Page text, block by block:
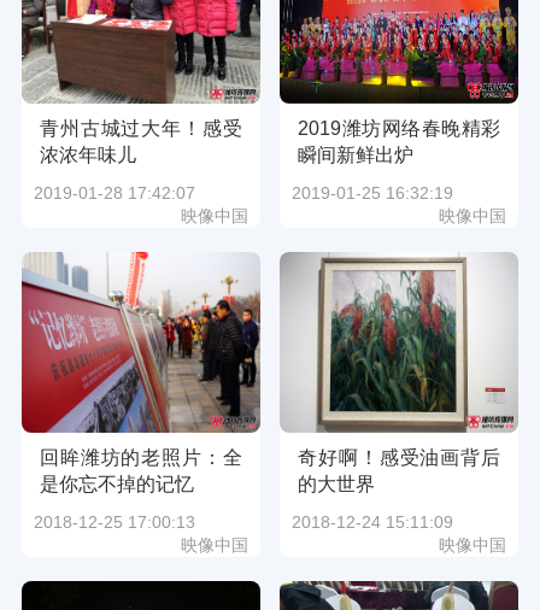
青州古城过大年！感受
浓浓年味儿
2019-01-28 17:42:07
映像中国
2019潍坊网络春晚精彩
瞬间新鲜出炉
2019-01-25 16:32:19
映像中国
回眸潍坊的老照片：全
是你忘不掉的记忆
2018-12-25 17:00:13
映像中国
奇好啊！感受油画背后
的大世界
2018-12-24 15:11:09
映像中国